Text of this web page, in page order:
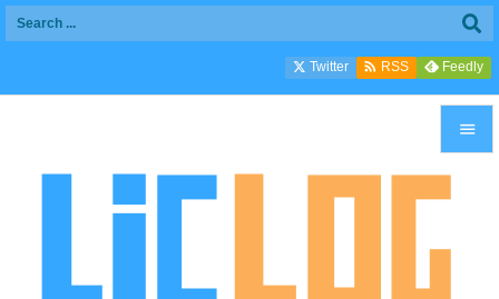

Twitter  RSS Feedly